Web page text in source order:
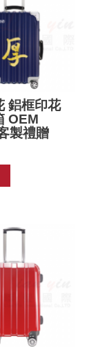
鋁框印花
OEM
製禮贈